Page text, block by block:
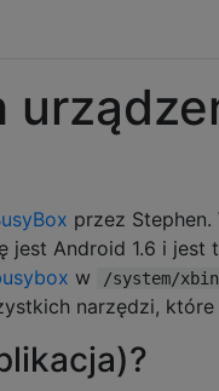
przez Stephen.
jest Android 1.6 i
w /system/xbin
narzędzi, które